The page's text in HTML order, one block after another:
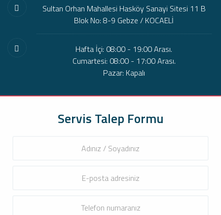
Servis Talep Formu
Sultan Orhan Mahallesi Hasköy Sanayi Sitesi 11 B
Blok No: 8-9 Gebze / KOCAELİ
Hafta İçi: 08:00 - 19:00 Arası.
Cumartesi: 08:00 - 17:00 Arası.
Pazar: Kapalı